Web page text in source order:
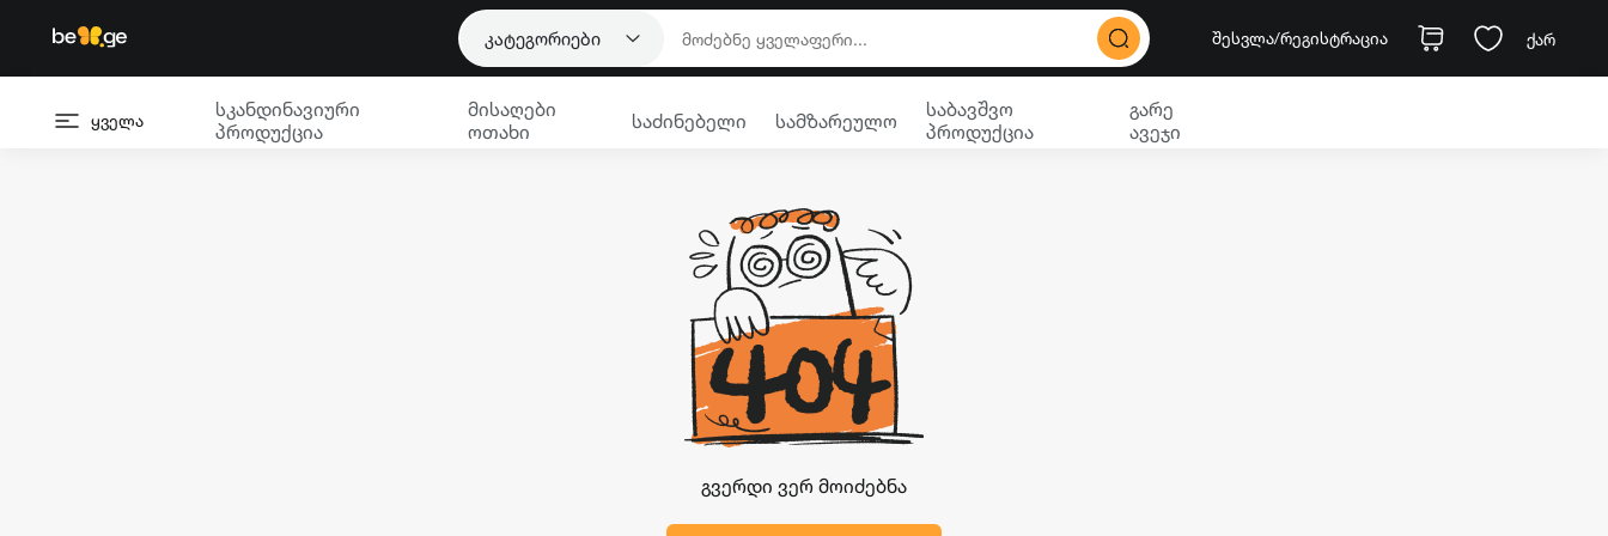
კატეგორიები შესვლა/რეგისტრაცია ქარ
ყველა
სკანდინავიური
პროდუქცია
მისაღები
ოთახი
საძინებელი სამზარეულო
საბავშვო
პროდუქცია
გარე
ავეჯი
გვერდი ვერ მოიძებნა